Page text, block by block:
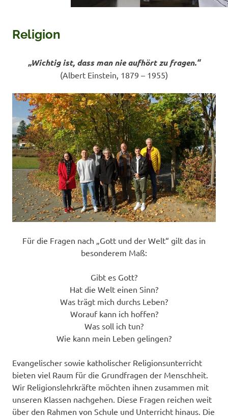
Religion
„Wichtig ist, dass man nie aufhört zu fragen.“
(Albert Einstein, 1879 – 1955)
Für die Fragen nach „Gott und der Welt“ gilt das in
besonderem Maß:
Gibt es Gott?
Hat die Welt einen Sinn?
Was trägt mich durchs Leben?
Worauf kann ich hoffen?
Was soll ich tun?
Wie kann mein Leben gelingen?
Evangelischer sowie katholischer Religionsunterricht
bieten viel Raum für die Grundfragen der Menschheit.
Wir Religionslehrkräfte möchten ihnen zusammen mit
unseren Klassen nachgehen. Diese Fragen reichen weit
über den Rahmen von Schule und Unterricht hinaus. Die